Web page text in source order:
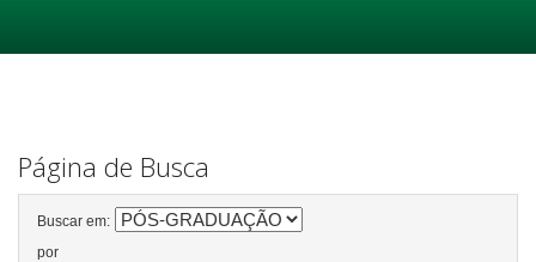
Página de Busca
Buscar em:
por